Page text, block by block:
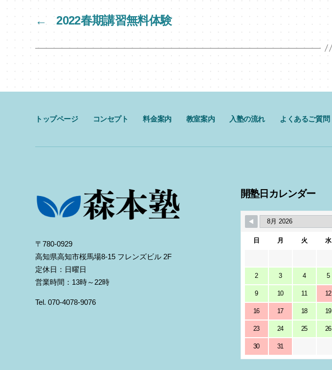
← 2022春期講習無料体験
トップページ コンセプト 料金案内 教室案内 入塾の流れ よくあるご質問
〒780-0929
高知県高知市桜馬場8-15 フレンズビル 2F
定休日：日曜日
営業時間：13時～22時
Tel. 070-4078-9076
開塾日カレンダー
日 月 火 水
2 3 4 5
9 10 11 12
16 17 18 19
23 24 25 26
30 31